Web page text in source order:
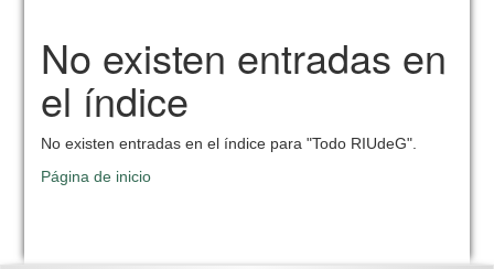
No existen entradas en
el índice
No existen entradas en el índice para "Todo RIUdeG".
Página de inicio